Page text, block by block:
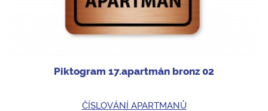
Piktogram 17.apartmán bronz 02
ČÍSLOVÁNÍ APARTMANŮ